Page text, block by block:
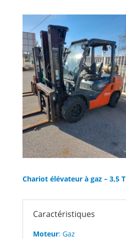
Chariot élévateur à gaz – 3,5 T
Caractéristiques
Moteur: Gaz